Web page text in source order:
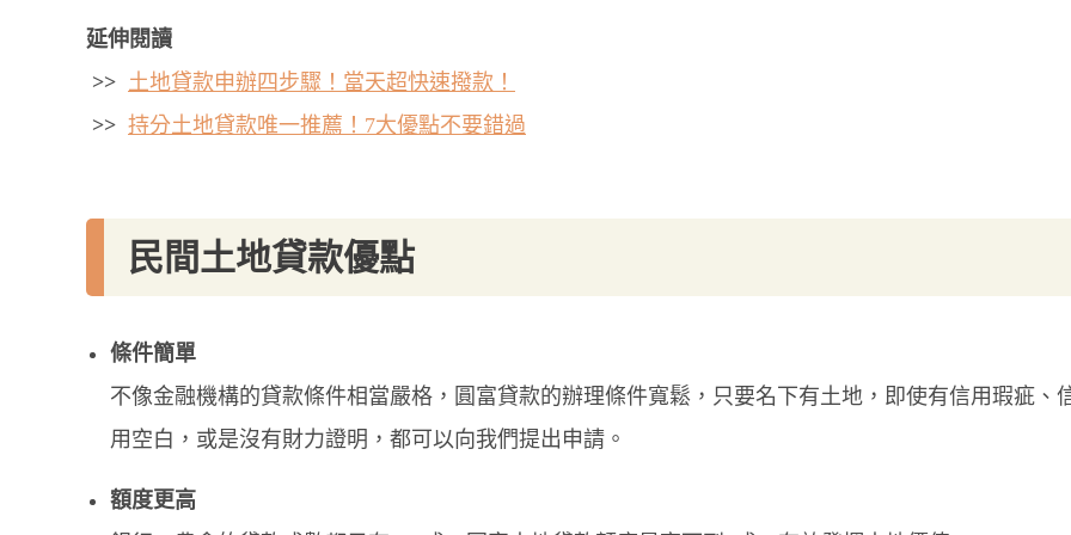
延伸閱讀
>> 土地貸款申辦四步驟！當天超快速撥款！
>> 持分土地貸款唯一推薦！7大優點不要錯過
民間土地貸款優點
條件簡單
不像金融機構的貸款條件相當嚴格，圓富貸款的辦理條件寬鬆，只要名下有土地，即使有信用瑕疵、
用空白，或是沒有財力證明，都可以向我們提出申請。
額度更高